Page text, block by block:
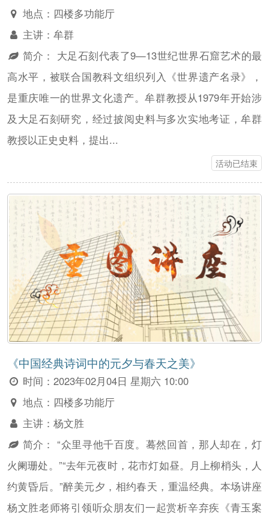
地点： 四楼多功能厅
主讲：牟群
简介： 大足石刻代表了9—13世纪世界石窟艺术的最
高水平，被联合国教科文组织列入《世界遗产名录》，
是重庆唯一的世界文化遗产。牟群教授从1979年开始涉
及大足石刻研究，经过披阅史料与多次实地考证，牟群
教授以正史史料，提出...
活动已结束
《中国经典诗词中的元夕与春天之美》
时间：2023年02月04日 星期六 10:00
地点： 四楼多功能厅
主讲：杨文胜
简介： “众里寻他千百度。蓦然回首，那人却在，灯
火阑珊处。”“去年元夜时，花市灯如昼。月上柳梢头，人
约黄昏后。”醉美元夕，相约春天，重温经典。本场讲座
杨文胜老师将引领听众朋友们一起赏析辛弃疾《青玉案